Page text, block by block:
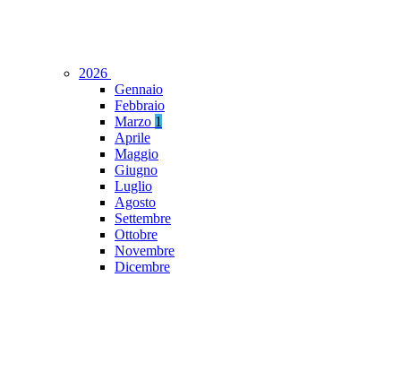
2026
Gennaio
Febbraio
Marzo 1
Aprile
Maggio
Giugno
Luglio
Agosto
Settembre
Ottobre
Novembre
Dicembre